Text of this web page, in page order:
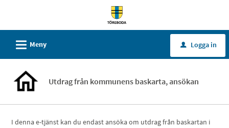
Töreboda
kommun
L Meny u Logga in
Utdrag från kommunens baskarta, ansökan
I denna e-tjänst kan du endast ansöka om utdrag från baskartan i